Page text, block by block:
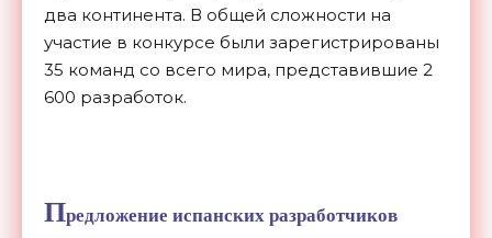
два континента. В общей сложности на
участие в конкурсе были зарегистрированы
35 команд со всего мира, представившие 2
600 разработок.
Предложение испанских разработчиков